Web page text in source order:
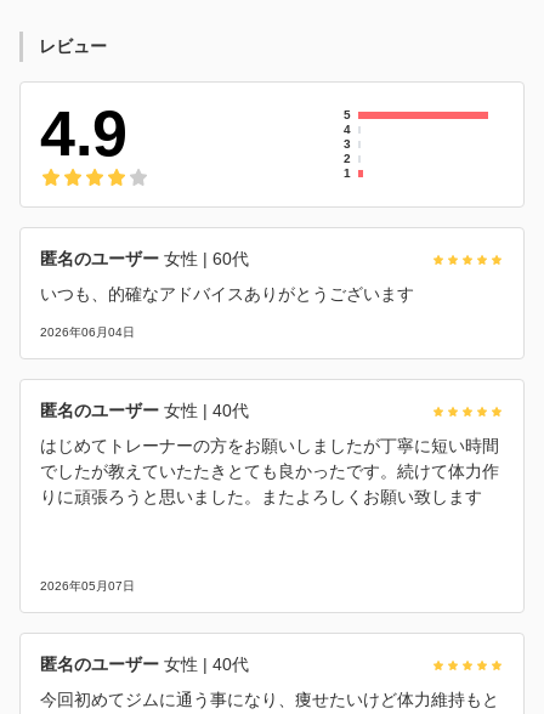
レビュー
4.9
5
4
3
2
1
匿名のユーザー 女性 | 60代
いつも、的確なアドバイスありがとうございます
2026年06月04日
匿名のユーザー 女性 | 40代
はじめてトレーナーの方をお願いしましたが丁寧に短い時間
でしたが教えていたたきとても良かったです。続けて体力作
りに頑張ろうと思いました。またよろしくお願い致します
2026年05月07日
匿名のユーザー 女性 | 40代
今回初めてジムに通う事になり、痩せたいけど体力維持もと